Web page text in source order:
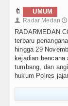
🔖 UMUM
👤 Radar Medan 🕔
terbaru
hingga 29
kejadian
tumbang, dan
hukum Polres